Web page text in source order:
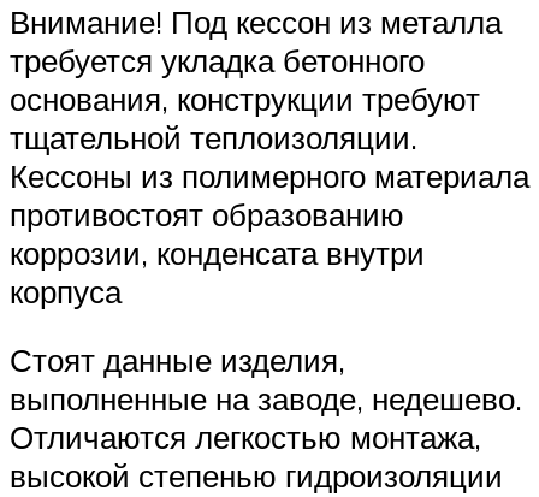
Внимание! Под кессон из металла
требуется укладка бетонного
основания, конструкции требуют
тщательной теплоизоляции.
Кессоны из полимерного материала
противостоят образованию
коррозии, конденсата внутри
корпуса
Стоят данные изделия,
выполненные на заводе, недешево.
Отличаются легкостью монтажа,
высокой степенью гидроизоляции